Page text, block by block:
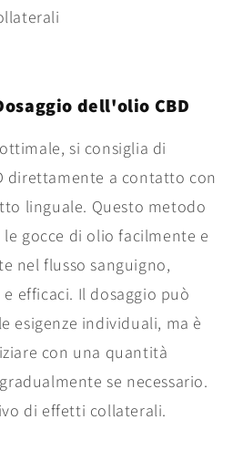
dell'olio CBD
si consiglia di
direttamente a contatto con
linguale. Questo metodo
gocce di olio facilmente e
nel flusso sanguigno,
efficaci. Il dosaggio può
esigenze individuali, ma è
con una quantità
se necessario.
di effetti collaterali.